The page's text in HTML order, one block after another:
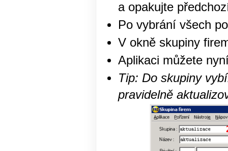
a opakujte
Po vybrání všech
V okně skupiny
Aplikaci můžete
Tip: Do skupiny
pravidelně